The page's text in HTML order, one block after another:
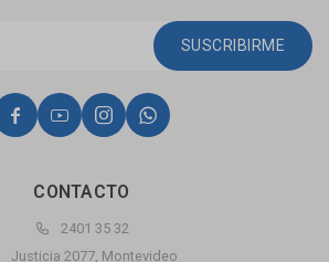
CONTACTO
2401 35 32
Justicia 2077, Montevideo
SUSCRIBIRME
   